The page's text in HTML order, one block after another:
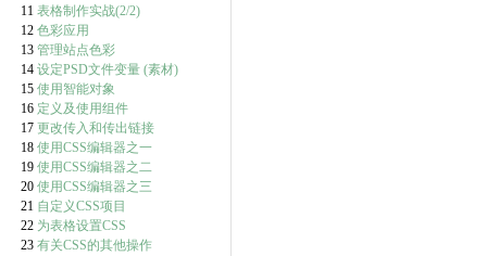
11 表格制作实战(2/2)
12 色彩应用
13 管理站点色彩
14 设定PSD文件变量 (素材)
15 使用智能对象
16 定义及使用组件
17 更改传入和传出链接
18 使用CSS编辑器之一
19 使用CSS编辑器之二
20 使用CSS编辑器之三
21 自定义CSS项目
22 为表格设置CSS
23 有关CSS的其他操作